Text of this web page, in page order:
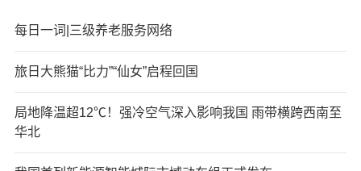
每日一词|三级养老服务网络
旅日大熊猫“比力”“仙女”启程回国
局地降温超12℃！强冷空气深入影响我国 雨带横跨西南至
华北